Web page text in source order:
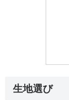
生地選び